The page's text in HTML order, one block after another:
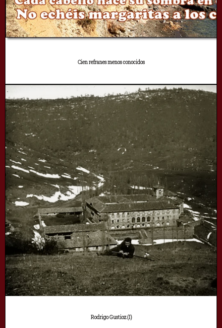
Cien refranes menos conocidos
Rodrigo Gustioz (I)